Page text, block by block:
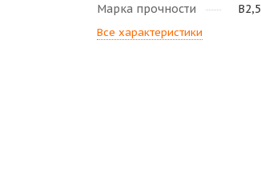
Марка прочности В2,5
Все характеристики